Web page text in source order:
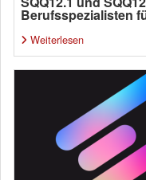
Berufsspezialisten
Weiterlesen